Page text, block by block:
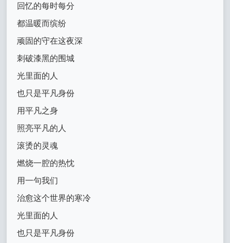
回忆的每时每分
都温暖而缤纷
顽固的守在这夜深
刺破漆黑的围城
光里面的人
也只是平凡身份
用平凡之身
照亮平凡的人
滚烫的灵魂
燃烧一腔的热忱
用一句我们
治愈这个世界的寒冷
光里面的人
也只是平凡身份